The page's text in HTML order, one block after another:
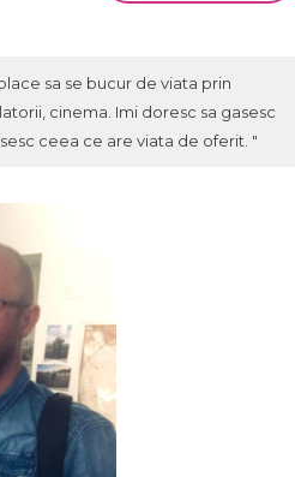
sa se bucur de viata prin
cinema. Imi doresc sa gasesc
ceea ce are viata de oferit. "